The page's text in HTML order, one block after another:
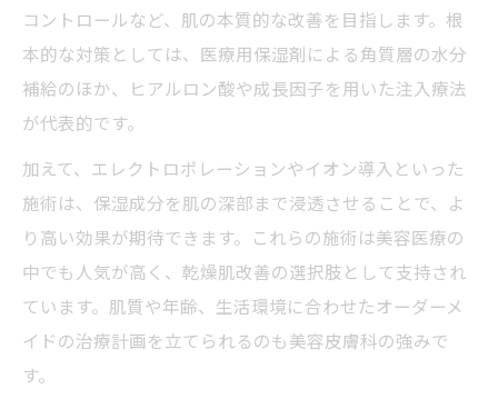
コントロールなど、肌の本質的な改善を目指します。根
本的な対策としては、医療用保湿剤による角質層の水分
補給のほか、ヒアルロン酸や成長因子を用いた注入療法
が代表的です。
加えて、エレクトロポレーションやイオン導入といった
施術は、保湿成分を肌の深部まで浸透させることで、よ
り高い効果が期待できます。これらの施術は美容医療の
中でも人気が高く、乾燥肌改善の選択肢として支持され
ています。肌質や年齢、生活環境に合わせたオーダーメ
イドの治療計画を立てられるのも美容皮膚科の強みで
す。